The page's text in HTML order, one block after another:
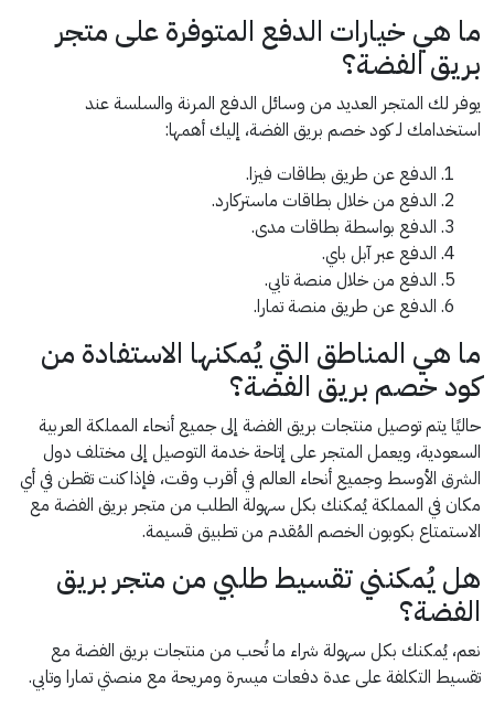
ما هي خيارات الدفع المتوفرة على متجر
بريق الفضة؟
يوفر لك المتجر العديد من وسائل الدفع المرنة والسلسة عند
استخدامك لـ كود خصم بريق الفضة، إليك أهمها:
الدفع عن طريق بطاقات فيزا.
الدفع من خلال بطاقات ماستركارد.
الدفع بواسطة بطاقات مدى.
الدفع عبر آبل باي.
الدفع من خلال منصة تابي.
الدفع عن طريق منصة تمارا.
ما هي المناطق التي يُمكنها الاستفادة من
كود خصم بريق الفضة؟
حاليًا يتم توصيل منتجات بريق الفضة إلى جميع أنحاء المملكة العربية
السعودية، ويعمل المتجر على إتاحة خدمة التوصيل إلى مختلف دول
الشرق الأوسط وجميع أنحاء العالم في أقرب وقت، فإذا كنت تقطن في أي
مكان في المملكة يُمكنك بكل سهولة الطلب من متجر بريق الفضة مع
الاستمتاع بكوبون الخصم المُقدم من تطبيق قسيمة.
هل يُمكنني تقسيط طلبي من متجر بريق
الفضة؟
نعم، يُمكنك بكل سهولة شراء ما تُحب من منتجات بريق الفضة مع
تقسيط التكلفة على عدة دفعات ميسرة ومريحة مع منصتي تمارا وتابي.